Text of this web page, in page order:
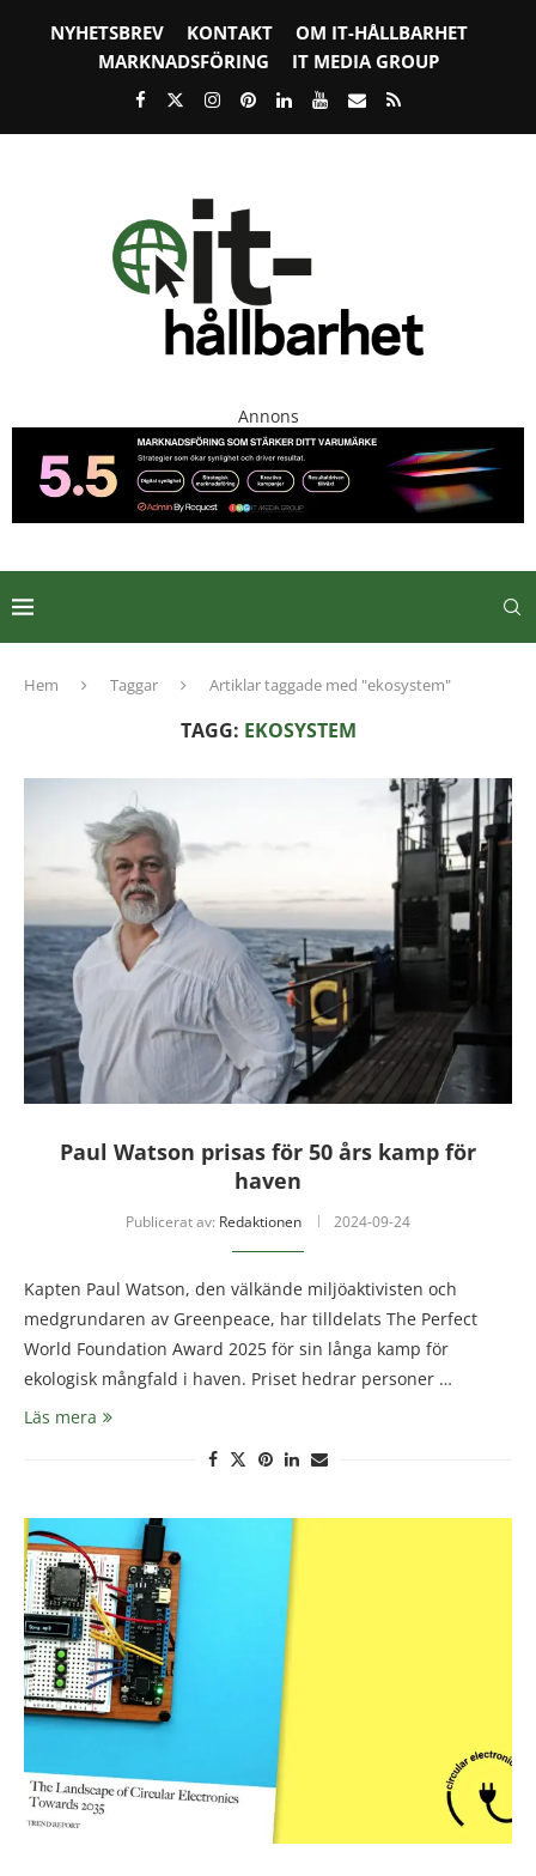
NYHETSBREV KONTAKT
OM IT-HÅLLBARHET
MARKNADSFÖRING
IT MEDIA GROUP
Annons
Hem Taggar Artiklar taggade med "ekosystem"
TAGG: EKOSYSTEM
Paul Watson prisas för 50 års kamp för
haven
Publicerat av: Redaktionen 2024-09-24
Kapten Paul Watson, den välkände miljöaktivisten och
medgrundaren av Greenpeace, har tilldelats The Perfect
World Foundation Award 2025 för sin långa kamp för
ekologisk mångfald i haven. Priset hedrar personer …
Läs mera